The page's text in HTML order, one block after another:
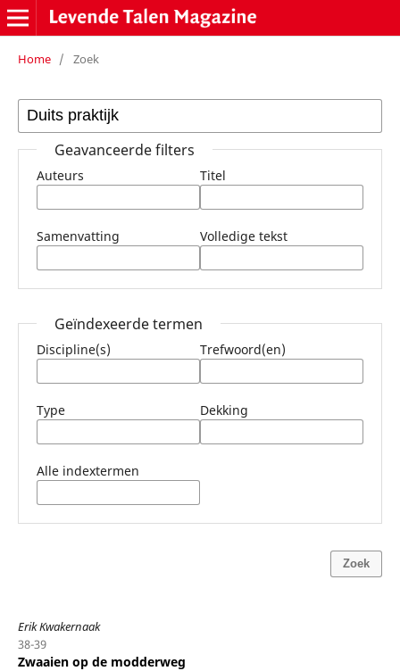
Home / Zoek
Geavanceerde filters
Auteurs Titel
Samenvatting Volledige tekst
Geïndexeerde termen
Discipline(s) Trefwoord(en)
Type Dekking
Alle indextermen
Zoek
Erik Kwakernaak
38-39
Zwaaien op de modderweg